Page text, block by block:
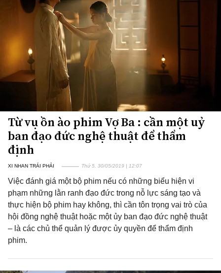
Từ vụ ồn ào phim Vợ Ba : cần một uỷ
ban đạo đức nghệ thuật để thẩm
định
XI NHAN TRÁI PHẢI Thứ 5, 30/05/2019 | 12:07
Việc đánh giá một bộ phim nếu có những biểu hiện vi
phạm những lằn ranh đạo đức trong nỗ lực sáng tạo và
thực hiện bộ phim hay không, thì cần tôn trọng vai trò của
hội đồng nghệ thuật hoặc một ủy ban đạo đức nghệ thuật
– là các chủ thể quản lý được ủy quyền để thẩm định
phim.